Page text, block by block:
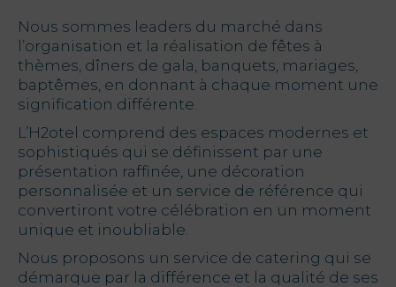
Services
Offres
My Natura
Destination
Galerie de
Photos
Nous sommes leaders du marché dans
l’organisation et la réalisation de fêtes à
thèmes, dîners de gala, banquets, mariages,
baptêmes, en donnant à chaque moment une
signification différente.
L’H2otel comprend des espaces modernes et
sophistiqués qui se définissent par une
présentation raffinée, une décoration
personnalisée et un service de référence qui
convertiront votre célébration en un moment
unique et inoubliable.
Nous proposons un service de catering qui se
démarque par la différence et la qualité de ses